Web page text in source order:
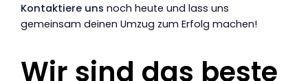
Kontaktiere uns noch heute und lass uns
gemeinsam deinen Umzug zum Erfolg machen!
Wir sind das beste